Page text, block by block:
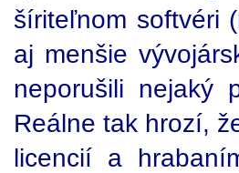
šíriteľnom softvéri
aj menšie
neporušili nejaký
Reálne tak hrozí,
licencií a